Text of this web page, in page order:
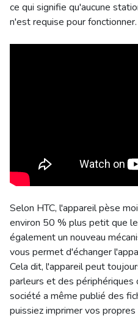
ce qui signifie qu'aucune
n'est requise pour fonctionner.
Selon HTC, l'appareil pèse
environ 50 % plus petit que
également un nouveau
vous permet d'échanger
Cela dit, l'appareil peut
parleurs et des périphériques
société a même publié des
puissiez imprimer vos